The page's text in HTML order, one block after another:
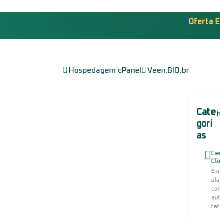
Oferta
Hospedagem cPanel Veen.BIO.br
Cate
gori
as
É